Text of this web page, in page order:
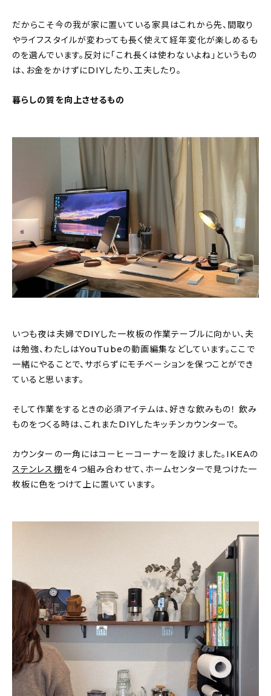
だからこそ今の我が家に置いている家具はこれから先、間取り
やライフスタイルが変わっても長く使えて経年変化が楽しめるも
のを選んでいます。反対に「これ長くは使わないよね」というもの
は、お金をかけずにDIYしたり、工夫したり。
暮らしの質を向上させるもの
いつも夜は夫婦でDIYした一枚板の作業テーブルに向かい、夫
は勉強、わたしはYouTubeの動画編集などしています。ここで
一緒にやることで、サボらずにモチベーションを保つことができ
ていると思います。
そして作業をするときの必須アイテムは、好きな飲みもの！ 飲み
ものをつくる時は、これまたDIYしたキッチンカウンターで。
カウンターの一角にはコーヒーコーナーを設けました。IKEAの
ステンレス棚を４つ組み合わせて、ホームセンターで見つけた一
枚板に色をつけて上に置いています。